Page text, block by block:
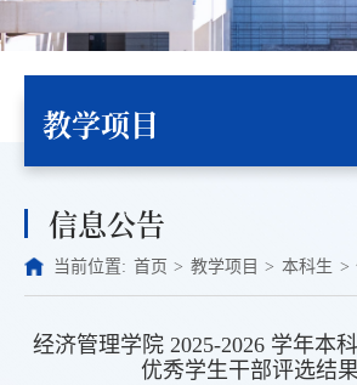
教学项目
信息公告
当前位置: 首页 > 教学项目 > 本科生 >
经济管理学院 2025-2026 学年本
优秀学生干部评选结